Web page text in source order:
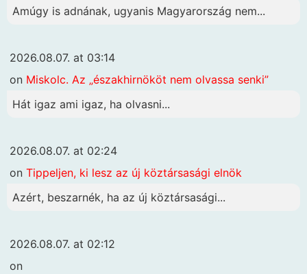
Amúgy is adnának, ugyanis Magyarország nem...
2026.08.07. at 03:14
on Miskolc. Az „északhirnököt nem olvassa senki”
Hát igaz ami igaz, ha olvasni...
2026.08.07. at 02:24
on Tippeljen, ki lesz az új köztársasági elnök
Azért, beszarnék, ha az új köztársasági...
2026.08.07. at 02:12
on